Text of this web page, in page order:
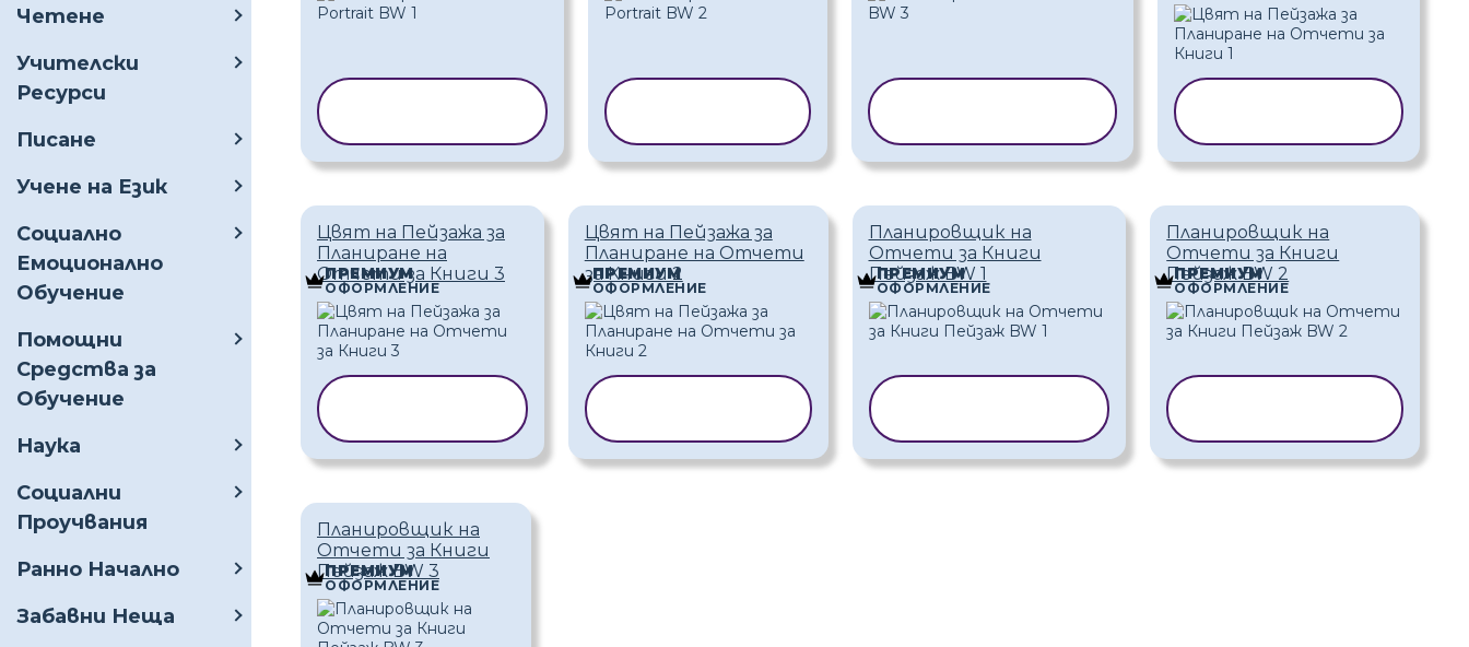
Четене
Учителски
Ресурси
Писане
Учене на Език
Социално
Емоционално
Обучение
Помощни
Средства за
Обучение
Наука
Социални
Проучвания
Ранно Начално
Забавни Неща
Цвят на Пейзажа за
Планиране на
Отчети за Книги 3
ПРЕМИУМ
ОФОРМЛЕНИЕ
Цвят на Пейзажа за
Планиране на Отчети
за Книги 2
ПРЕМИУМ
ОФОРМЛЕНИЕ
Планировщик на
Отчети за Книги
Пейзаж BW 1
ПРЕМИУМ
ОФОРМЛЕНИЕ
Планировщик на
Отчети за Книги
Пейзаж BW 2
ПРЕМИУМ
ОФОРМЛЕНИЕ
Планировщик на
Отчети за Книги
Пейзаж BW 3
ПРЕМИУМ
ОФОРМЛЕНИЕ